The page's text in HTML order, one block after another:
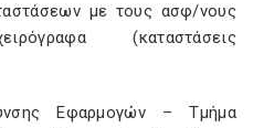
με τους ασφ/νους
(καταστάσεις
Εφαρμογών – Τμήμα